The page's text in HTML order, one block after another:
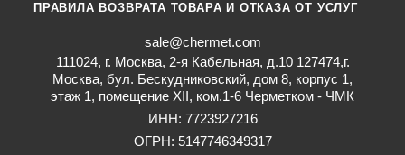
ПРАВИЛА ВОЗВРАТА ТОВАРА И ОТКАЗА ОТ УСЛУГ
sale@chermet.com
111024, г. Москва, 2-я Кабельная, д.10 127474,г.
Москва, бул. Бескудниковский, дом 8, корпус 1,
этаж 1, помещение XII, ком.1-6 Черметком - ЧМК
ИНН: 7723927216
ОГРН: 5147746349317